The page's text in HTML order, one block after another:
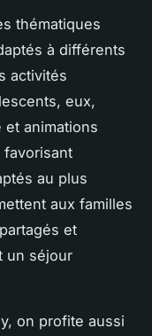
thématiques
à différents
activités
eux,
animations
au plus
aux familles
et
un séjour
on profite aussi